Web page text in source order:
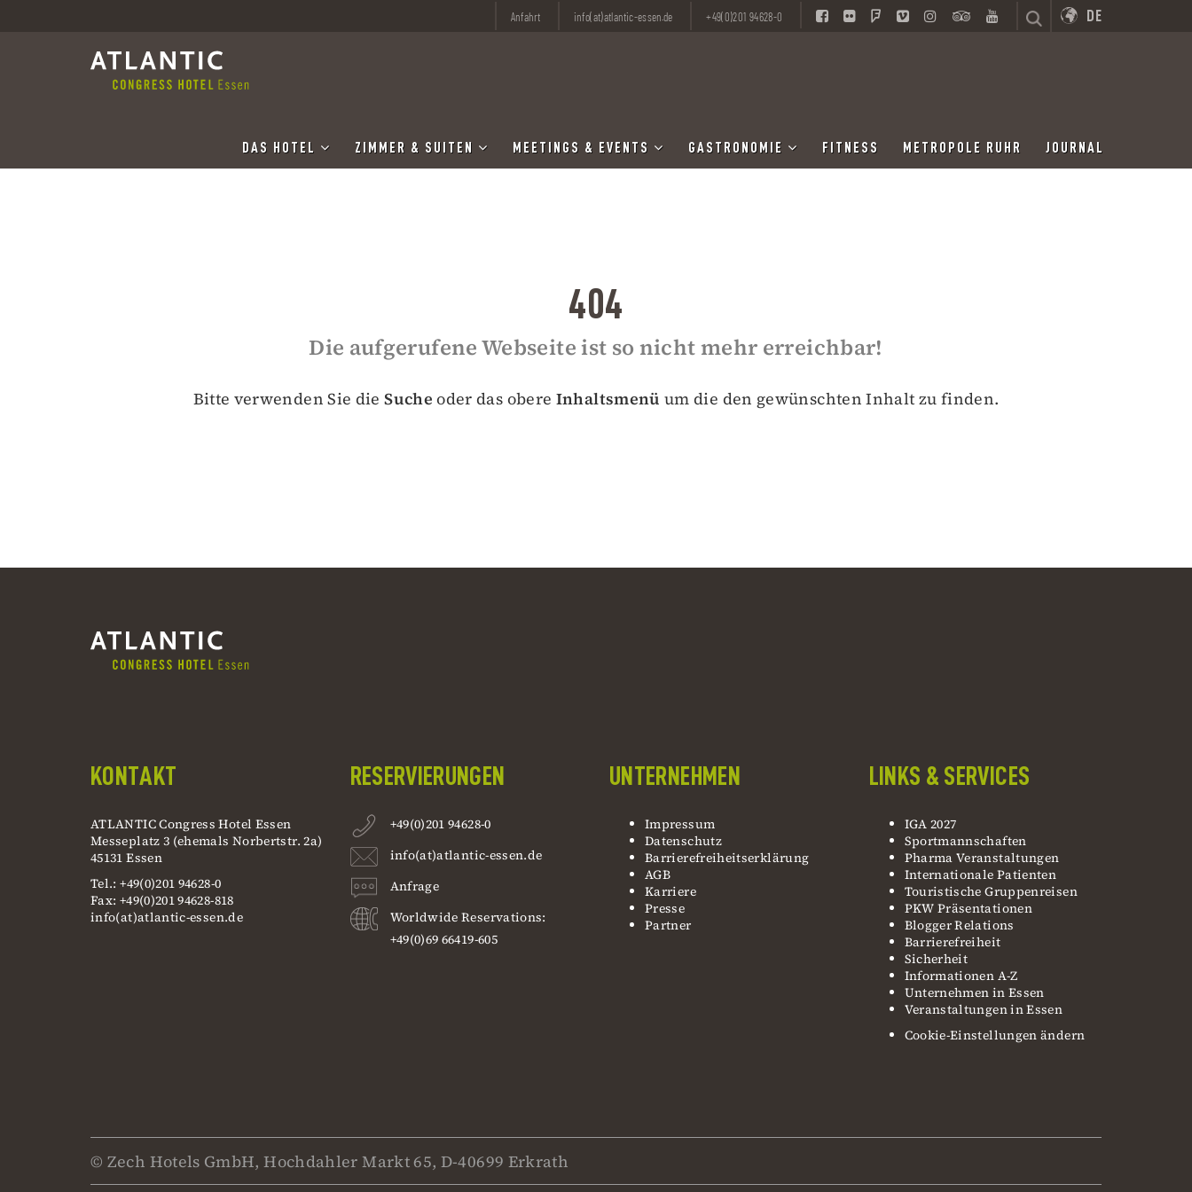
Anfahrt info(at)atlantic-essen.de +49(0)201 94628-0 DE
DAS HOTEL ZIMMER & SUITEN MEETINGS & EVENTS GASTRONOMIE FITNESS METROPOLE RUHR JOURNAL
404
Die aufgerufene Webseite ist so nicht mehr erreichbar!
Bitte verwenden Sie dieSuche oder das obere Inhaltsmenü um die den gewünschten Inhalt zu finden.
KONTAKT
ATLANTIC Congress Hotel Essen
Messeplatz 3 (ehemals Norbertstr. 2a)
45131 Essen
Tel.: +49(0)201 94628-0
Fax: +49(0)201 94628-818
info(at)atlantic-essen.de
RESERVIERUNGEN
+49(0)201 94628-0
info(at)atlantic-essen.de
Anfrage
Worldwide Reservations:
+49(0)69 66419-605
UNTERNEHMEN
Impressum
Datenschutz
Barrierefreiheitserklärung
AGB
Karriere
Presse
Partner
LINKS & SERVICES
IGA 2027
Sportmannschaften
Pharma Veranstaltungen
Internationale Patienten
Touristische Gruppenreisen
PKW Präsentationen
Blogger Relations
Barrierefreiheit
Sicherheit
Informationen A-Z
Unternehmen in Essen
Veranstaltungen in Essen
Cookie-Einstellungen ändern
© Zech Hotels GmbH, Hochdahler Markt 65, D-40699 Erkrath